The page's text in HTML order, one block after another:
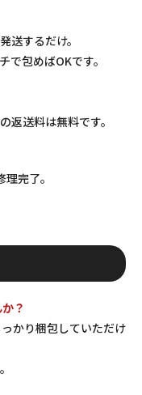
送するだけ。
で包めばOKです。
返送料は無料です。
完了。
？
かり梱包していただけ